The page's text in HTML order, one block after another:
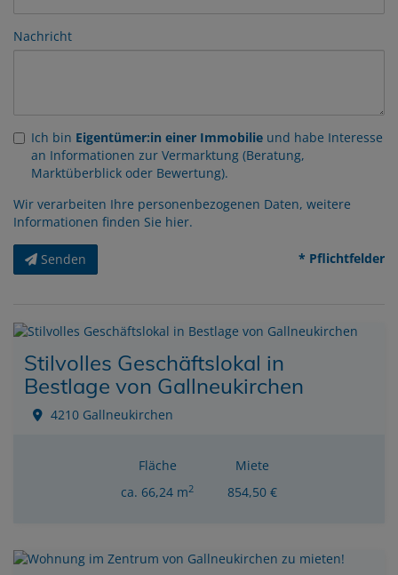
Nachricht
Ich bin Eigentümer:in einer Immobilie und habe Interesse
an Informationen zur Vermarktung (Beratung,
Marktüberblick oder Bewertung).
Wir verarbeiten Ihre personenbezogenen Daten, weitere
Informationen finden Sie hier.
Senden * Pflichtfelder
Stilvolles Geschäftslokal in
Bestlage von Gallneukirchen
4210 Gallneukirchen
Fläche
ca. 66,24 m2
Miete
854,50 €